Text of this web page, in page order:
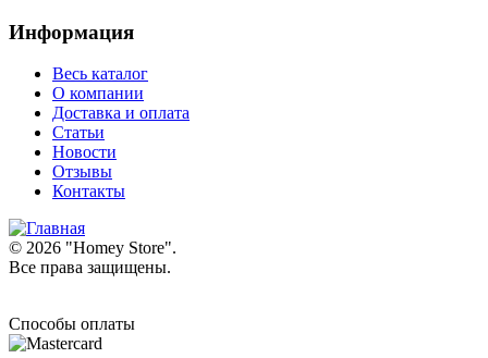
Информация
Весь каталог
О компании
Доставка и оплата
Статьи
Новости
Отзывы
Контакты
© 2026 "Homey Store".
Все права защищены.
Способы оплаты